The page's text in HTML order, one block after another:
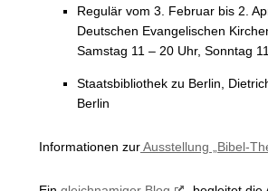
Regulär vom 3. Februar bis 2.
Deutschen Evangelischen
Samstag 11 – 20 Uhr, Sonntag
Staatsbibliothek zu Berlin,
Berlin
Informationen zurAusstellung „Bibel-